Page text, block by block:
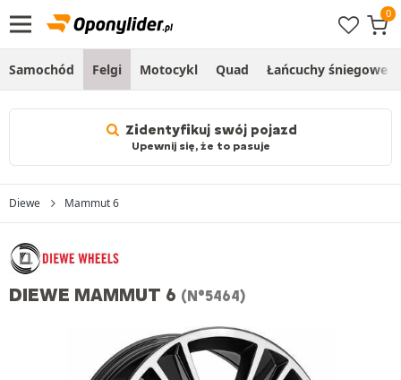
Samochód Felgi Motocykl Quad Łańcuchy śniegowe
Zidentyfikuj swój pojazd
Upewnij się, że to pasuje
Diewe Mammut 6
DIEWE MAMMUT 6 (N°5464)